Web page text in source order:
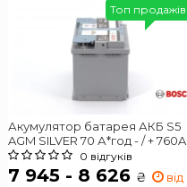
Акумулятор батарея АКБ S5
AGM SILVER 70 А*год - / + 760A
0 відгуків
7 945 - 8 626 ₴
Топ продажів